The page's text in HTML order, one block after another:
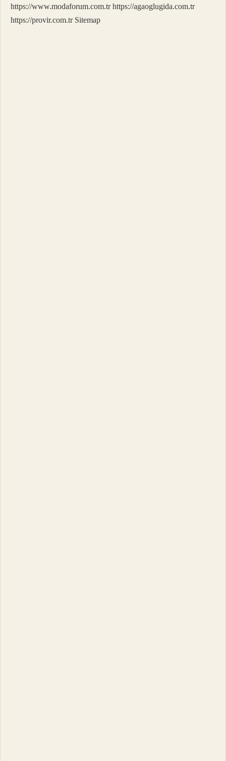
https://www.modaforum.com.tr https://agaoglugida.com.tr
https://provir.com.tr Sitemap